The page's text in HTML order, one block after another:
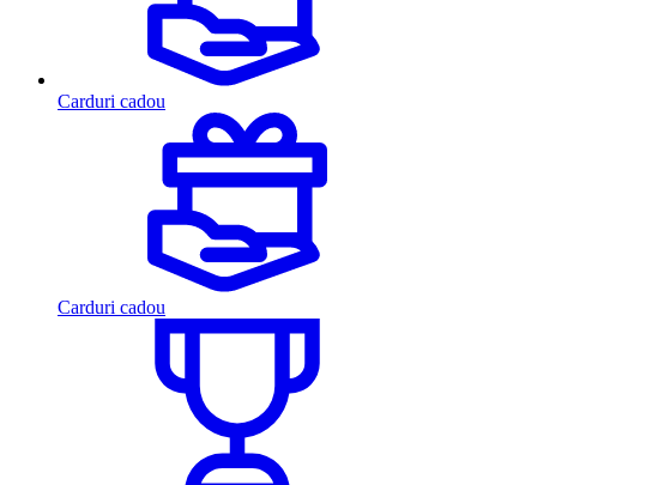
Carduri cadou
Carduri cadou